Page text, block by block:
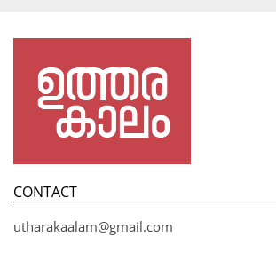
CONTACT
utharakaalam@gmail.com